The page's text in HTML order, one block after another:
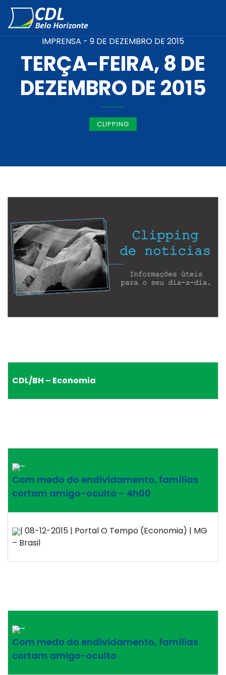
IMPRENSA - 9 DE DEZEMBRO DE 2015
TERÇA-FEIRA, 8 DE
DEZEMBRO DE 2015
CLIPPING
CDL/BH – Economia
–
Com medo do endividamento, famílias
cortam amigo-oculto – 4h00
| 08-12-2015 | Portal O Tempo (Economia) | MG
– Brasil
–
Com medo do endividamento, famílias
cortam amigo-oculto